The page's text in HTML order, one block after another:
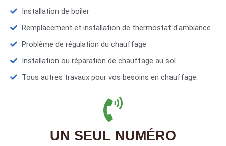
Installation de boiler
Remplacement et installation de thermostat d'ambiance
Problème de régulation du chauffage
Installation ou réparation de chauffage au sol
Tous autres travaux pour vos besoins en chauffage.
UN SEUL NUMÉRO